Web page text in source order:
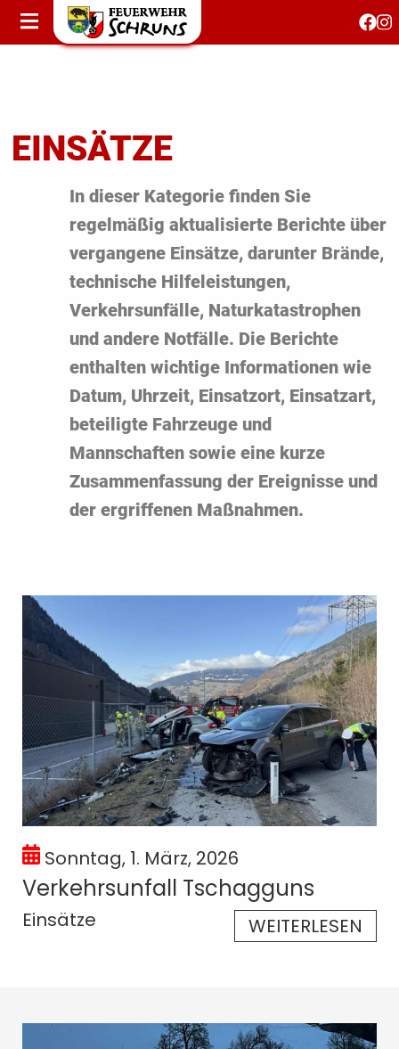
STARTSEITE
AKTUELLES
KONTAKT
EINSÄTZE
In dieser Kategorie finden Sie
regelmäßig aktualisierte Berichte über
vergangene Einsätze, darunter Brände,
technische Hilfeleistungen,
Verkehrsunfälle, Naturkatastrophen
und andere Notfälle. Die Berichte
enthalten wichtige Informationen wie
Datum, Uhrzeit, Einsatzort, Einsatzart,
beteiligte Fahrzeuge und
Mannschaften sowie eine kurze
Zusammenfassung der Ereignisse und
der ergriffenen Maßnahmen.
Sonntag, 1. März, 2026
Verkehrsunfall Tschagguns
Einsätze WEITERLESEN